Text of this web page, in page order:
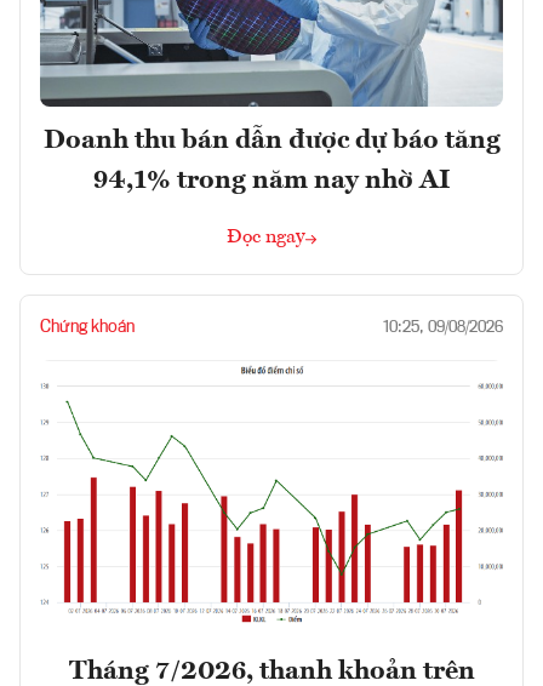
Doanh thu bán dẫn được dự báo tăng
94,1% trong năm nay nhờ AI
Đọc ngay
Chứng khoán 10:25, 09/08/2026
Tháng 7/2026, thanh khoản trên